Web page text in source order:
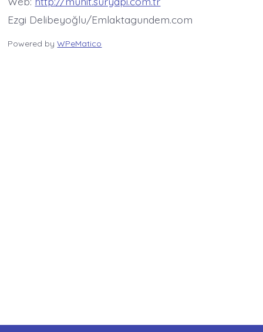
Ezgi Delibeyoğlu/Emlaktagundem.com
Powered byWPeMatico